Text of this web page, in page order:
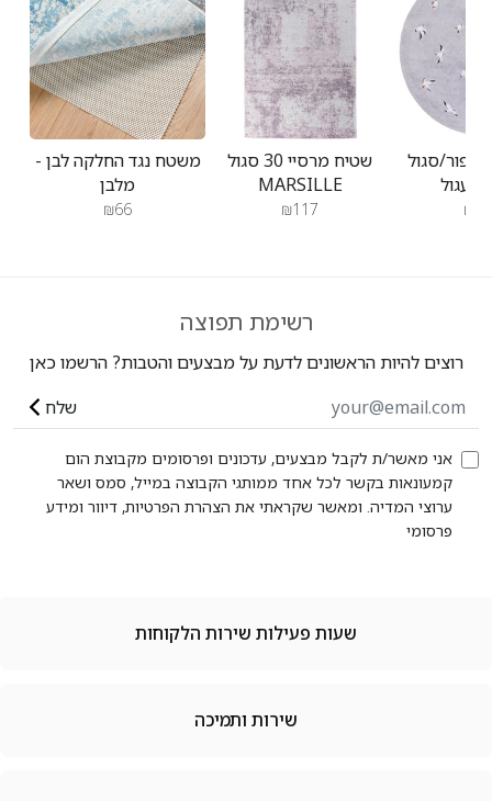
משטח נגד החלקה לבן -
מלבן
₪66
שטיח מרסיי 30 סגול
MARSILLE
₪117
אפור/סגול
רשימת תפוצה
רוצים להיות הראשונים לדעת על מבצעים והטבות? הרשמו כאן
שלח
אני מאשר/ת לקבל מבצעים, עדכונים ופרסומים מקבוצת הום
קמעונאות בקשר לכל אחד ממותגי הקבוצה במייל, סמס ושאר
ערוצי המדיה. ומאשר שקראתי את הצהרת הפרטיות, דיוור ומידע
פרסומי
שעות פעילות שירות הלקוחות
שירות ותמיכה